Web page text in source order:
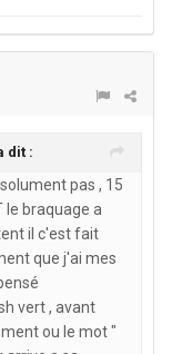
dit :
pas , 15
le braquage a
il c'est fait
que j'ai mes
vert , avant
ou le mot "